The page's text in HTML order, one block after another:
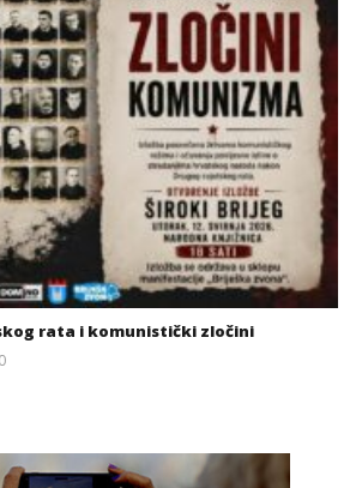
rata i komunistički zločini
0